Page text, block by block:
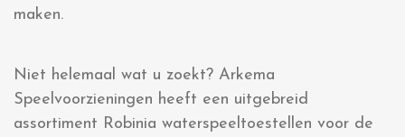
maken.
Niet helemaal wat u zoekt? Arkema
Speelvoorzieningen heeft een uitgebreid
assortiment Robinia waterspeeltoestellen voor de